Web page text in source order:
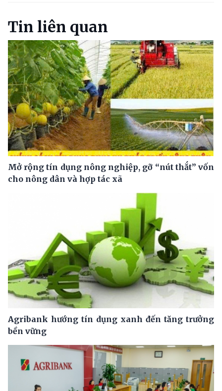
Tin liên quan
Mở rộng tín dụng nông nghiệp, gỡ “nút thắt” vốn
cho nông dân và hợp tác xã
Agribank hướng tín dụng xanh đến tăng trưởng
bền vững